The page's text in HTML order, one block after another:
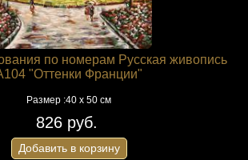
по номерам Русская живопись
"Оттенки Франции"
Размер :40 х 50 см
826 руб.
Добавить в корзину